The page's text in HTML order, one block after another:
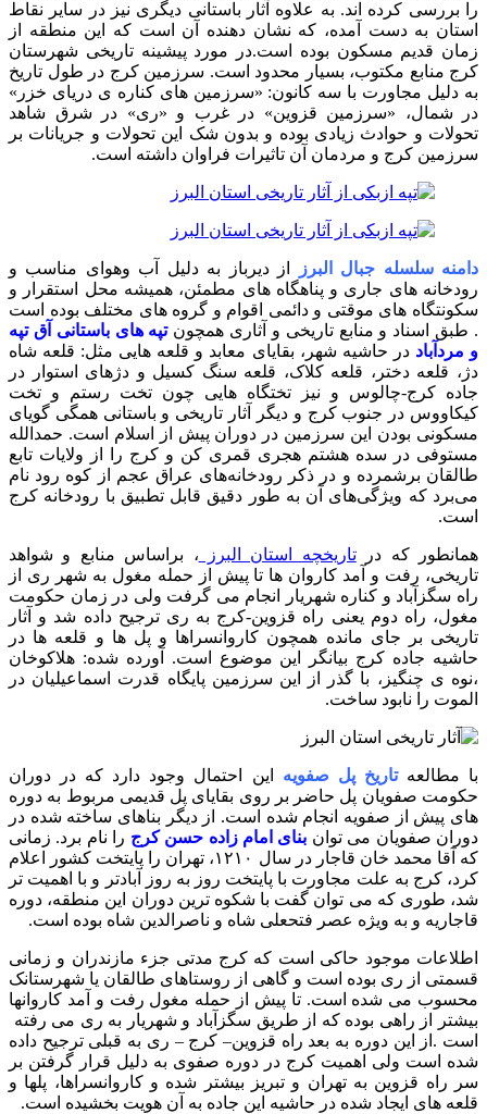
را بررسی کرده اند. به علاوه آثار باستانی دیگری نیز در سایر نقاط
استان به دست آمده، که نشان دهنده آن است که این منطقه از
زمان قدیم مسکون بوده است.در مورد پیشینه تاریخی شهرستان
کرج منابع مکتوب، بسیار محدود است. سرزمین کرج در طول تاریخ
به دلیل مجاورت با سه کانون: «سرزمین های کناره ی دریای خزر»
در شمال، «سرزمین قزوین» در غرب و «ری» در شرق شاهد
تحولات و حوادث زیادی بوده و بدون شک این تحولات و جریانات بر
سرزمین کرج و مردمان آن تاثیرات فراوان داشته است.
دامنه سلسله جبال البرز
از دیرباز به دلیل آب وهوای مناسب و
رودخانه های جاری و پناهگاه های مطمئن، همیشه محل استقرار و
سکونتگاه های موقتی و دائمی اقوام و گروه های مختلف بوده است
. طبق اسناد و منابع تاریخی و آثاری همچونتپه های باستانی آق تپه
و مردآباد در حاشیه شهر، بقایای معابد و قلعه هایی مثل: قلعه شاه
دژ، قلعه دختر، قلعه کلاک، قلعه سنگ کسیل و دژهای استوار در
جاده کرج-چالوس و نیز تختگاه هایی چون تخت رستم و تخت
کیکاووس در جنوب کرج و دیگر آثار تاریخی و باستانی همگی گویای
مسکونی بودن این سرزمین در دوران پیش از اسلام است. حمدالله
مستوفی در سده هشتم هجری قمری کن و کرج را از ولایات تابع
طالقان برشمرده و در ذکر رودخانه‌های عراق عجم از کوه رود نام
می‌برد که ویژگی‌های آن به طور دقیق قابل تطبیق با رودخانه کرج
است.
همانطور که درتاریخچه استان البرز ، براساس منابع و شواهد
تاریخی، رفت و آمد کاروان ها تا پیش از حمله مغول به شهر ری از
راه سگزآباد و کناره شهریار انجام می گرفت ولی در زمان حکومت
مغول، راه دوم یعنی راه قزوین-کرج به ری ترجیح داده شد و آثار
تاریخی بر جای مانده همچون کاروانسراها و پل ها و قلعه ها در
حاشیه جاده کرج بیانگر این موضوع است. آورده شده: هلاکوخان
،نوه ی چنگیز، با گذر از این سرزمین پایگاه قدرت اسماعیلیان در
الموت را نابود ساخت.
با مطالعهتاریخ پل صفویه این احتمال وجود دارد که در دوران
حکومت صفویان پل حاضر بر روی بقایای پل قدیمی مربوط به دوره
های پیش از صفویه انجام شده است. از دیگر بناهای ساخته شده در
دوران صفویان می توان بنای امام زاده حسن کرج را نام برد. زمانی
که آقا محمد خان قاجار در سال ۱۲۱۰، تهران را پایتخت کشور اعلام
کرد، کرج به علت مجاورت با پایتخت روز به روز آبادتر و با اهمیت تر
شد، طوری که می توان گفت با شکوه ترین دوران این منطقه، دوره
قاجاریه و به ویژه عصر فتحعلی شاه و ناصرالدین شاه بوده است.
اطلاعات موجود حاکی است که کرج مدتی جزء مازندران و زمانی
قسمتی از ری بوده است و گاهی از روستاهای طالقان یا شهرستانک
محسوب می شده است. تا پیش از حمله مغول رفت و آمد کاروانها
بیشتر از راهی بوده که از طریق سگزآباد و شهریار به ری می رفته
است .از این دوره به بعد راه قزوین– کرج – ری به قبلی ترجیح داده
شده است ولی اهمیت کرج در دوره صفوی به دلیل قرار گرفتن بر
سر راه قزوین به تهران و تبریز بیشتر شده و کاروانسراها، پلها و
قلعه های ایجاد شده در حاشیه این جاده به آن هویت بخشیده است.